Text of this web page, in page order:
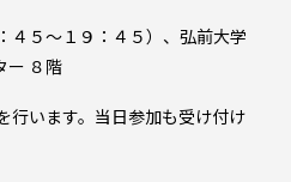
４５～１９：４５）、弘前大学
ー ８階
います。当日参加も受け付け